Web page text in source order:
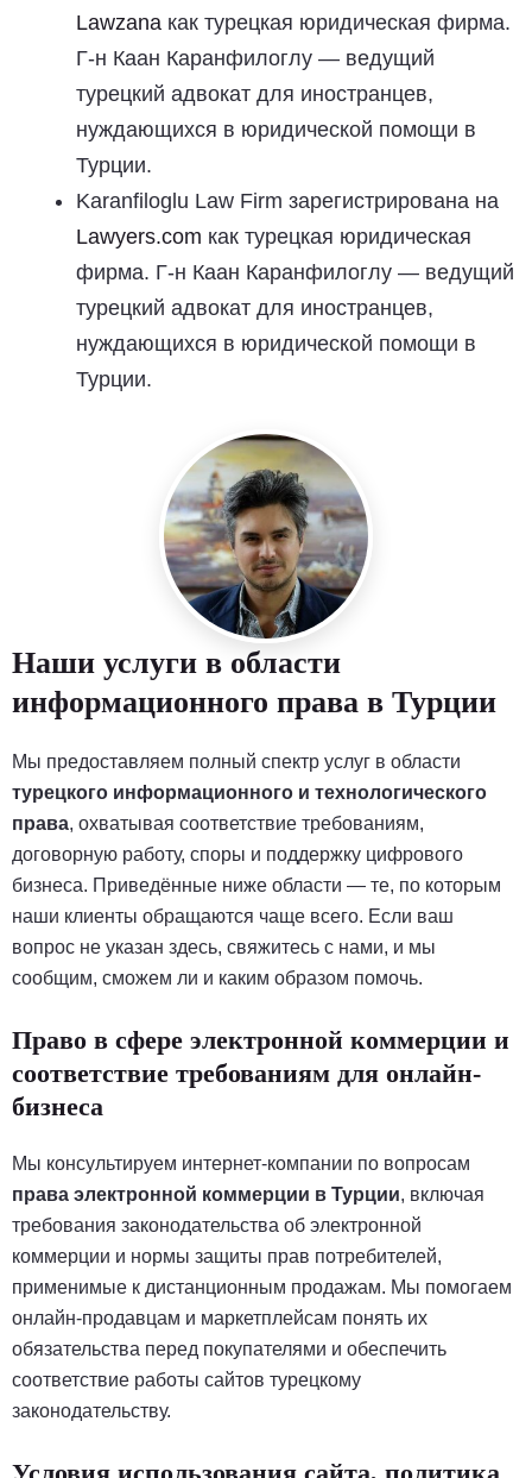
Lawzana как турецкая юридическая фирма.
Г-н Каан Каранфилоглу — ведущий
турецкий адвокат для иностранцев,
нуждающихся в юридической помощи в
Турции.
Karanfiloglu Law Firm зарегистрирована на
Lawyers.com как турецкая юридическая
фирма. Г-н Каан Каранфилоглу — ведущий
турецкий адвокат для иностранцев,
нуждающихся в юридической помощи в
Турции.
Наши услуги в области
информационного права в Турции
Мы предоставляем полный спектр услуг в области
турецкого информационного и технологического
права, охватывая соответствие требованиям,
договорную работу, споры и поддержку цифрового
бизнеса. Приведённые ниже области — те, по которым
наши клиенты обращаются чаще всего. Если ваш
вопрос не указан здесь, свяжитесь с нами, и мы
сообщим, сможем ли и каким образом помочь.
Право в сфере электронной коммерции и
соответствие требованиям для онлайн-
бизнеса
Мы консультируем интернет-компании по вопросам
права электронной коммерции в Турции, включая
требования законодательства об электронной
коммерции и нормы защиты прав потребителей,
применимые к дистанционным продажам. Мы помогаем
онлайн-продавцам и маркетплейсам понять их
обязательства перед покупателями и обеспечить
соответствие работы сайтов турецкому
законодательству.